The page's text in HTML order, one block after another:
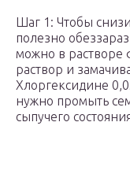
Шаг 1: Чтобы
полезно
можно в растворе
раствор и
Хлоргексидине
нужно промыть
сыпучего